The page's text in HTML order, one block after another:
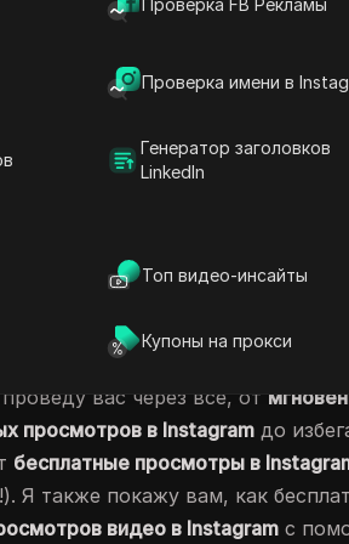
Проверка FB Рекламы
Проверка имени в
Генератор заголовков
LinkedIn
Топ видео-инсайты
Купоны на прокси
изменить правила игры.
и нажали кнопку
приложение для
Instagram, вход в систему не
такие как отслеживание
в подписи и публикация
вам узнать, как получить
способом.
вас через все, от
просмотров в Instagram до
бесплатные просмотры в
Я также покажу вам, как
видео в Instagram с